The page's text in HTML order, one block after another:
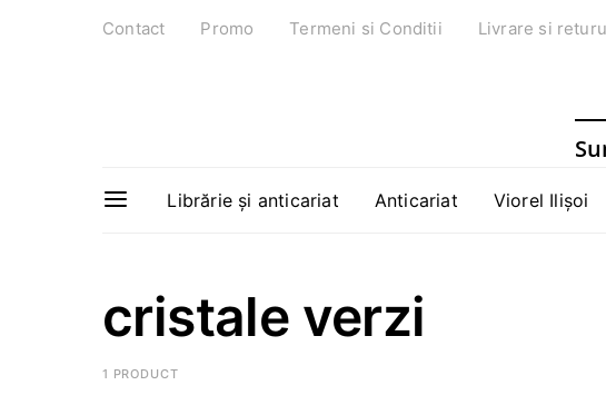
Contact Promo Termeni si Conditii Livrare si
Librărie și anticariat Anticariat Viorel Ilișoi
cristale verzi
1 PRODUCT